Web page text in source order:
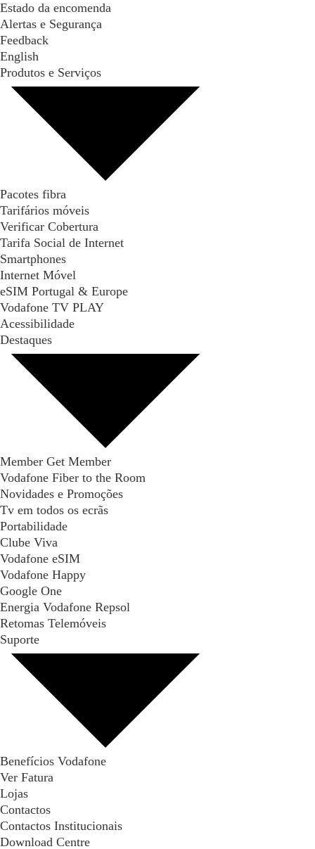
Estado da encomenda
Alertas e Segurança
Feedback
English
Produtos e Serviços
Pacotes fibra
Tarifários móveis
Verificar Cobertura
Tarifa Social de Internet
Smartphones
Internet Móvel
eSIM Portugal & Europe
Vodafone TV PLAY
Acessibilidade
Destaques
Member Get Member
Vodafone Fiber to the Room
Novidades e Promoções
Tv em todos os ecrãs
Portabilidade
Clube Viva
Vodafone eSIM
Vodafone Happy
Google One
Energia Vodafone Repsol
Retomas Telemóveis
Suporte
Benefícios Vodafone
Ver Fatura
Lojas
Contactos
Contactos Institucionais
Download Centre